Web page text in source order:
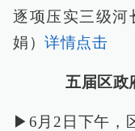
逐项压实三级河
娟）详情点击
五届区政
▶6月2日下午，